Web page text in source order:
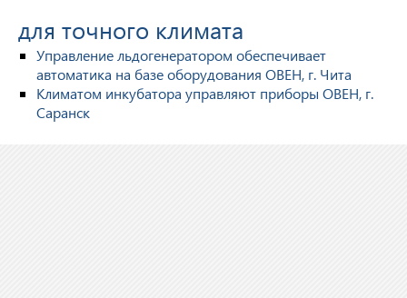
для точного климата
Управление льдогенератором обеспечивает
автоматика на базе оборудования ОВЕН, г. Чита
Климатом инкубатора управляют приборы ОВЕН, г.
Саранск